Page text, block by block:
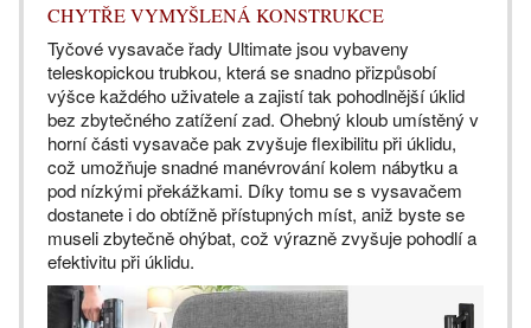
CHYTŘE VYMYŠLENÁ KONSTRUKCE
Tyčové vysavače řady Ultimate jsou vybaveny
teleskopickou trubkou, která se snadno přizpůsobí
výšce každého uživatele a zajistí tak pohodlnější úklid
bez zbytečného zatížení zad. Ohebný kloub umístěný v
horní části vysavače pak zvyšuje flexibilitu při úklidu,
což umožňuje snadné manévrování kolem nábytku a
pod nízkými překážkami. Díky tomu se s vysavačem
dostanete i do obtížně přístupných míst, aniž byste se
museli zbytečně ohýbat, což výrazně zvyšuje pohodlí a
efektivitu při úklidu.